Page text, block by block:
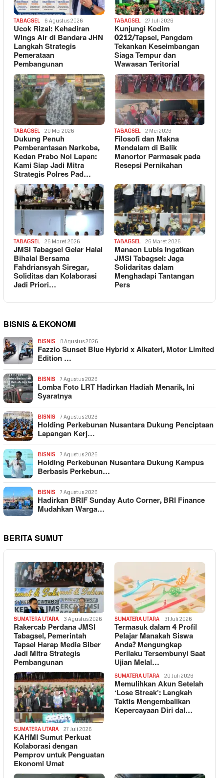
TABAGSEL 6 Agustus 2026
Ucok Rizal: Kehadiran
Wings Air di Bandara JHN
Langkah Strategis
Pemerataan
Pembangunan
TABAGSEL 27 Juli 2026
Kunjungi Kodim
0212/Tapsel, Pangdam
Tekankan Keseimbangan
Siaga Tempur dan
Wawasan Teritorial
TABAGSEL 20 Mei 2026
Dukung Penuh
Pemberantasan Narkoba,
Kedan Prabo Nol Lapan:
Kami Siap Jadi Mitra
Strategis Polres Pad…
TABAGSEL 2 Mei 2026
Filosofi dan Makna
Mendalam di Balik
Manortor Parmasak pada
Resepsi Pernikahan
TABAGSEL 26 Maret 2026
JMSI Tabagsel Gelar Halal
Bihalal Bersama
Fahdriansyah Siregar,
Soliditas dan Kolaborasi
Jadi Priori…
TABAGSEL 26 Maret 2026
Manaon Lubis Ingatkan
JMSI Tabagsel: Jaga
Solidaritas dalam
Menghadapi Tantangan
Pers
BISNIS & EKONOMI
BISNIS 8 Agustus 2026
Fazzio Sunset Blue Hybrid x Alkateri, Motor Limited
Edition …
BISNIS 7 Agustus 2026
Lomba Foto LRT Hadirkan Hadiah Menarik, Ini
Syaratnya
BISNIS 7 Agustus 2026
Holding Perkebunan Nusantara Dukung Penciptaan
Lapangan Kerj…
BISNIS 7 Agustus 2026
Holding Perkebunan Nusantara Dukung Kampus
Berbasis Perkebun…
BISNIS 7 Agustus 2026
Hadirkan BRIF Sunday Auto Corner, BRI Finance
Mudahkan Warga…
BERITA SUMUT
SUMATERA UTARA 3 Agustus 2026
Rakercab Perdana JMSI
Tabagsel, Pemerintah
Tapsel Harap Media Siber
Jadi Mitra Strategis
Pembangunan
SUMATERA UTARA 31 Juli 2026
Termasuk dalam 4 Profil
Pelajar Manakah Siswa
Anda? Mengungkap
Perilaku Tersembunyi Saat
Ujian Melal…
SUMATERA UTARA 27 Juli 2026
KAHMI Sumut Perkuat
Kolaborasi dengan
Pemprov untuk Penguatan
Ekonomi Umat
SUMATERA UTARA 20 Juli 2026
Memulihkan Akun Setelah
‘Lose Streak’: Langkah
Taktis Mengembalikan
Kepercayaan Diri dal…